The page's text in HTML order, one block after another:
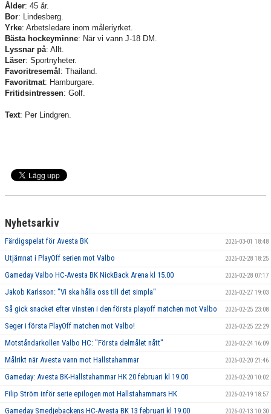
Ålder: 45 år.
Bor: Lindesberg.
Yrke: Arbetsledare inom måleriyrket.
Bästa hockeyminne: När vi vann J-18 DM.
Lyssnar på: Allt.
Läser: Sportnyheter.
Favoritresemål: Thailand.
Favoritmat: Hamburgare.
Fritidsintressen: Golf.
Text: Per Lindgren.
Nyhetsarkiv
Färdigspelat för Avesta BK 2026-03-01 18:48
Utjämnat i PlayOff serien mot Valbo 2026-02-28 18:25
Gameday Valbo HC-Avesta BK NickBack Arena kl 15.00 2026-02-28 07:17
Jakob Karlsson: "Vi ska hålla oss till det simpla" 2026-02-27 19:03
Så gick snacket efter vinsten i den första playoff matchen mot Valbo 2026-02-25 23:08
Seger i första PlayOff matchen mot Valbo! 2026-02-25 22:29
Motståndarkollen Valbo HC: "Första delmålet nått" 2026-02-24 16:09
Målrikt när Avesta vann mot Hallstahammar 2026-02-20 21:46
Gameday: Avesta BK-Hallstahammar HK 20 februari kl 19.00 2026-02-20 10:02
Filip Ström inför serie epilogen mot Hallstahammars HK 2026-02-19 18:57
Gameday Smedjebackens HC-Avesta BK 13 februari kl 19.00 2026-02-13 10:30